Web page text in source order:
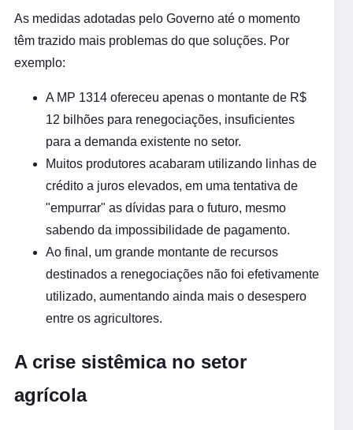
As medidas adotadas pelo Governo até o momento
têm trazido mais problemas do que soluções. Por
exemplo:
A MP 1314 ofereceu apenas o montante de R$
12 bilhões para renegociações, insuficientes
para a demanda existente no setor.
Muitos produtores acabaram utilizando linhas de
crédito a juros elevados, em uma tentativa de
"empurrar" as dívidas para o futuro, mesmo
sabendo da impossibilidade de pagamento.
Ao final, um grande montante de recursos
destinados a renegociações não foi efetivamente
utilizado, aumentando ainda mais o desespero
entre os agricultores.
A crise sistêmica no setor
agrícola